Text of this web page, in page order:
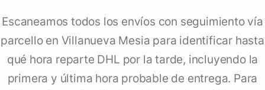
Escaneamos todos los envíos con seguimiento vía
parcello en Villanueva Mesia para identificar hasta
qué hora reparte DHL por la tarde, incluyendo la
primera y última hora probable de entrega. Para